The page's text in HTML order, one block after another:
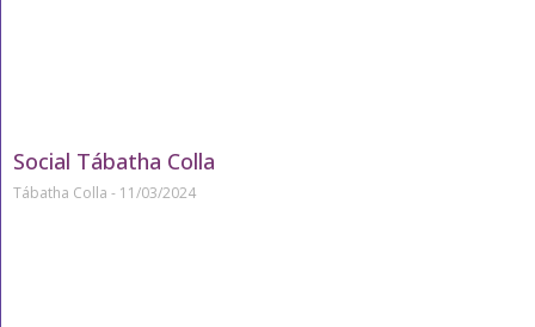
Social Tábatha Colla
Tábatha Colla 11/03/2024